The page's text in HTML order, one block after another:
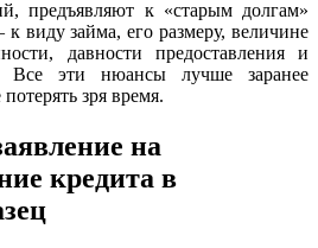
предъявляют к «старым долгам»
виду займа, его размеру, величине
давности предоставления и
Все эти нюансы лучше заранее
зря время.
на
кредита в